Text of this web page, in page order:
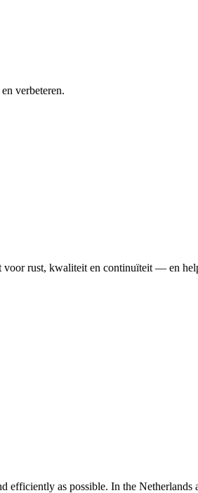
verbeteren.
voor rust, kwaliteit en continuïteit — en
efficiently as possible. In the